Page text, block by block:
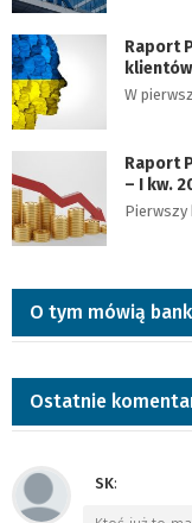
Raport
W
Raport
– I kw.
Pierwszy
O tym mówią
Ostatnie
SK: